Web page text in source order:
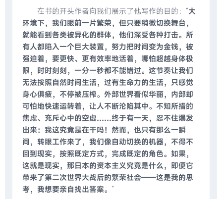
在书的开头作者向我们展示了他写作的目的：“大
环境下，我们眼前一片繁荣，但只要稍微切换舞台，
就能看到各类被异化的群体，他们深受各种打击。所
有人都陷入一个巨大装置，努力把时间变为金钱，被
强迫着，要更快、更有效率地活着，哪怕超越身体极
限，时时刻刻，一分一秒都不能错过。这节奏让我们
无法按照自然时间生活，过有生命力的生活，只感觉
身心俱疲，不停被压榨。外部世界看似华丽，内部却
可怕地快速运转着，让人不断沦陷其中。不知所措的
焦虑、充斥心中的空虚……终于有一天，忍不住爆发
出来：我这究竟是在干吗！然而，也只有那么一瞬
间，转眼工作来了，我们像自动切换的机器，不得不
回到现实，按照既定方式，完成既定的角色。如果，
这就是现实，那日本的资本主义究竟是什么，即便它
带来了第二次世界大战后的繁荣社会——这是我的思
考，我想要亲自找出答案。 ”